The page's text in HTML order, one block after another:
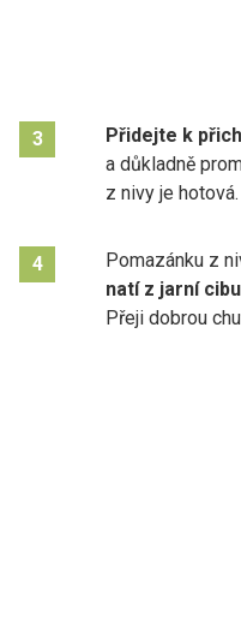
3 Přidejte k
a důkladně
z nivy je hotová.
4 Pomazánku z
natí z jarní
Přeji dobrou